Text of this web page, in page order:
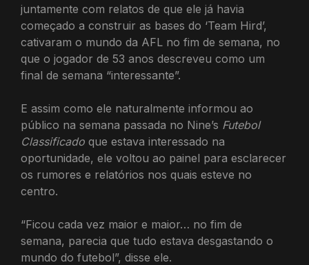
juntamente com relatos de que ele já havia
começado a construir as bases do ‘Team Hird’,
cativaram o mundo da AFL no fim de semana, no
que o jogador de 53 anos descreveu como um
final de semana “interessante”.
E assim como ele naturalmente informou ao
público na semana passada no Nine’s Futebol
Classificado que estava interessado na
oportunidade, ele voltou ao painel para esclarecer
os rumores e relatórios nos quais esteve no
centro.
“Ficou cada vez maior e maior… no fim de
semana, parecia que tudo estava desgastando o
mundo do futebol”, disse ele.